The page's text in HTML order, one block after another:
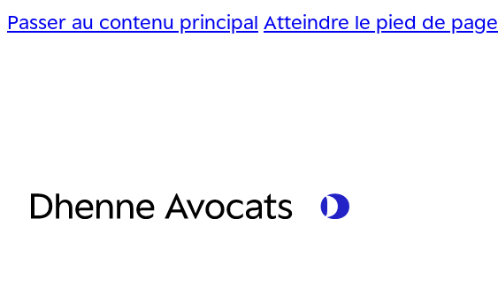
Passer au contenu principal Atteindre le pied de page